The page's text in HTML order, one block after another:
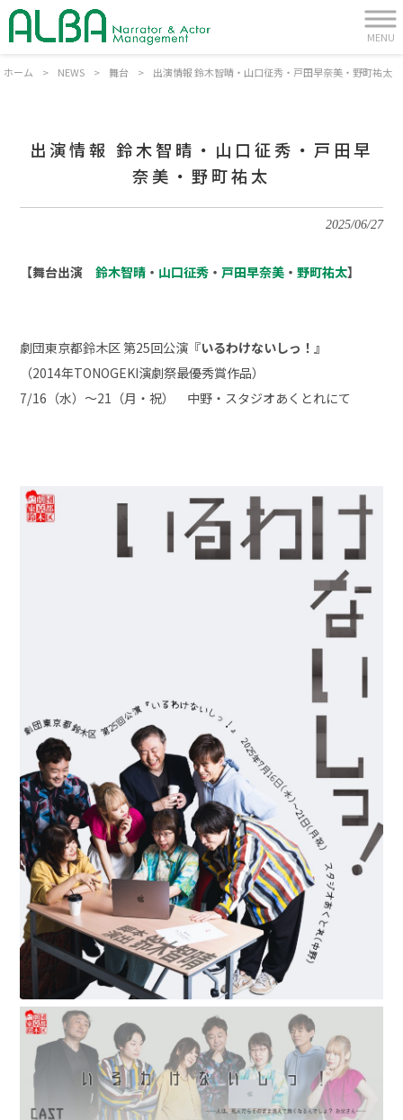
MENU
ホーム > NEWS > 舞台 > 出演情報 鈴木智晴・山口征秀・戸田早奈美・野町祐太
出演情報 鈴木智晴・山口征秀・戸田早
奈美・野町祐太
2025/06/27
【舞台出演鈴木智晴 ・ 山口征秀 ・戸田早奈美 ・野町祐太】
劇団東京都鈴木区 第25回公演『いるわけないしっ！』
（2014年TONOGEKI演劇祭最優秀賞作品）
7/16（水）～21（月・祝） 中野・スタジオあくとれにて